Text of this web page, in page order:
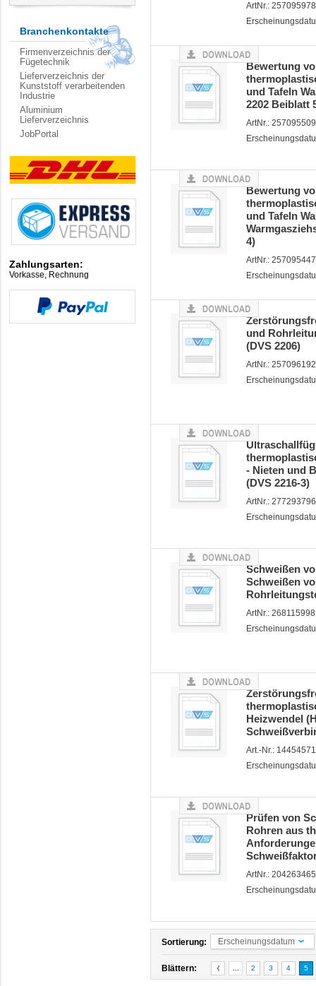
Branchenkontakte
Firmenverzeichnis der
Fügetechnik
Lieferverzeichnis der
Kunststoff verarbeitenden
Industrie
Aluminium
Lieferverzeichnis
JobPortal
Zahlungsarten:
Vorkasse, Rechnung
ArtNr.:
Bewertung
und Tafeln
2202 Beiblatt
ArtNr.:
Bewertung
und Tafeln
4)
ArtNr.:
und
(DVS 2206)
ArtNr.:
- Nieten und
(DVS 2216-3)
ArtNr.:
Schweißen
Schweißen
ArtNr.:
Heizwendel
Art.-Nr.:
Prüfen von
Rohren aus
ArtNr.:
Sortierung: Erscheinungsdatum
Blättern: 2 3 4 5